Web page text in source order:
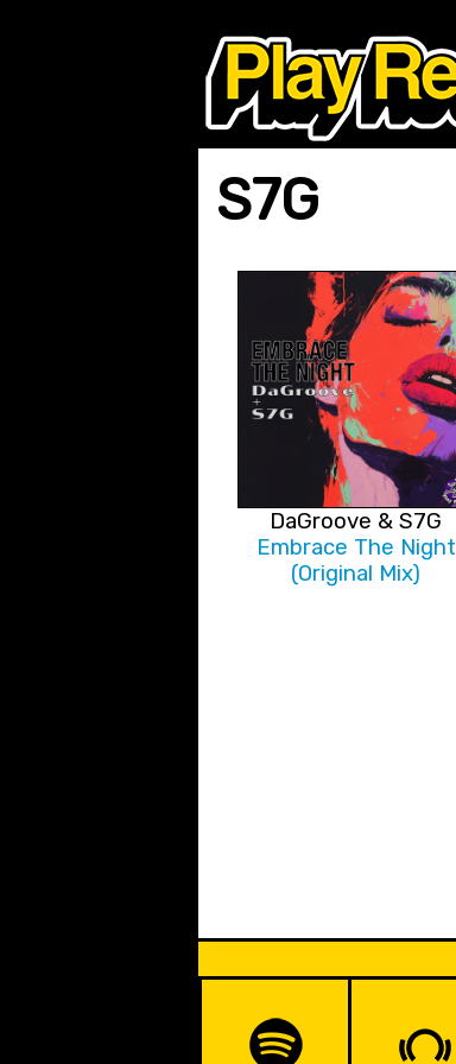
S7G
DaGroove & S7G
Embrace The Night
(Original Mix)